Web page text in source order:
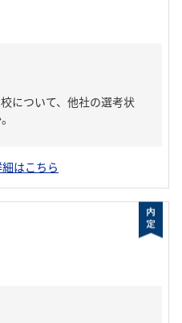
について、他社の選考状
はこちら